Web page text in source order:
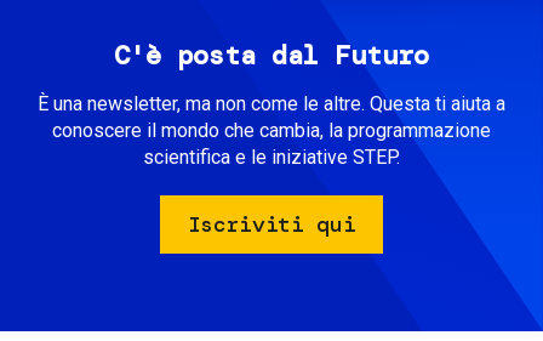
C'è posta dal Futuro
È una newsletter, ma non come le altre. Questa ti aiuta a
conoscere il mondo che cambia, la programmazione
scientifica e le iniziative STEP.
Iscriviti qui